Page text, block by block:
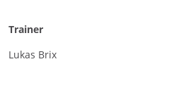
Trainer
Lukas Brix